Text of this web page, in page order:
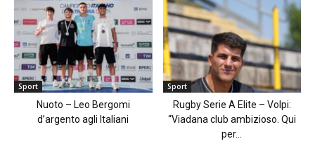
Sport
Nuoto – Leo Bergomi
d’argento agli Italiani
Sport
Rugby Serie A Elite – Volpi:
“Viadana club ambizioso. Qui
per...